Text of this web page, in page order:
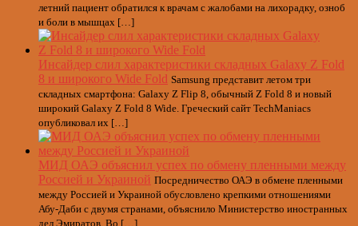
летний пациент обратился к врачам с жалобами на лихорадку, озноб
и боли в мышцах […]
Инсайдер слил характеристики складных Galaxy Z Fold
8 и широкого Wide Fold Samsung представит летом три
складных смартфона: Galaxy Z Flip 8, обычный Z Fold 8 и новый
широкий Galaxy Z Fold 8 Wide. Греческий сайт TechManiacs
опубликовал их […]
МИД ОАЭ объяснил успех по обмену пленными между
Россией и Украиной Посредничество ОАЭ в обмене пленными
между Россией и Украиной обусловлено крепкими отношениями
Абу-Даби с двумя странами, объяснило Министерство иностранных
дел Эмиратов. Во […]